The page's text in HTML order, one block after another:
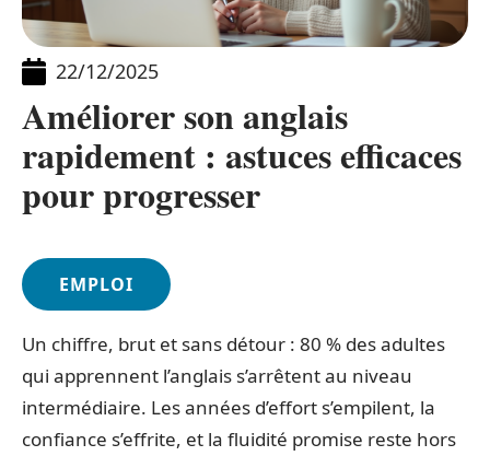
22/12/2025
Améliorer son anglais
rapidement : astuces efficaces
pour progresser
EMPLOI
Un chiffre, brut et sans détour : 80 % des adultes
qui apprennent l’anglais s’arrêtent au niveau
intermédiaire. Les années d’effort s’empilent, la
confiance s’effrite, et la fluidité promise reste hors